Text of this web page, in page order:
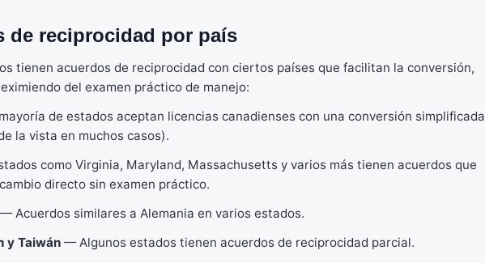
de reciprocidad por país
tienen acuerdos de reciprocidad con ciertos países que facilitan la conversión,
del examen práctico de manejo:
de estados aceptan licencias canadienses con una conversión simplificada
la vista en muchos casos).
como Virginia, Maryland, Massachusetts y varios más tienen acuerdos que
directo sin examen práctico.
— Acuerdos similares a Alemania en varios estados.
y Taiwán — Algunos estados tienen acuerdos de reciprocidad parcial.